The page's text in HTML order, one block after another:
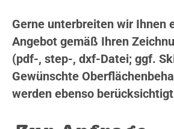
Gerne unterbreiten wir Ihnen
Angebot gemäß Ihren
(pdf-, step-, dxf-Datei; ggf.
Gewünschte
werden ebenso